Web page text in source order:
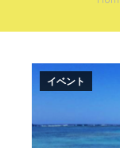
イベント